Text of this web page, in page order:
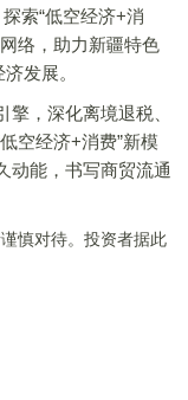
索“低空经济+消
络，助力新疆特色
发展。
，深化离境退税、
空经济+消费”新模
动能，书写商贸流通
慎对待。投资者据此